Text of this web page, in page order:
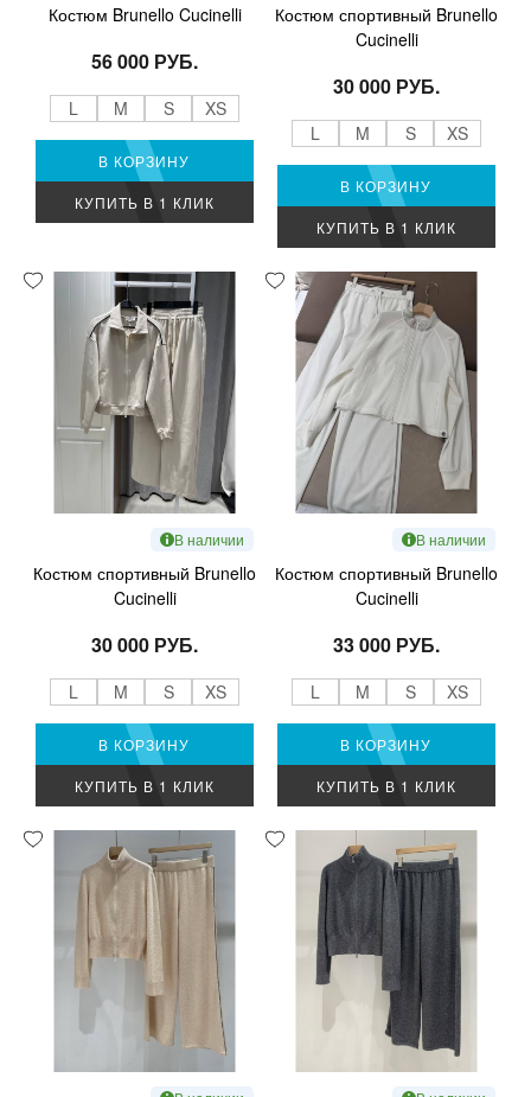
Костюм Brunello Cucinelli
56 000 РУБ.
L M S XS
В КОРЗИНУ
КУПИТЬ В 1 КЛИК
Костюм спортивный Brunello
Cucinelli
30 000 РУБ.
L M S XS
В КОРЗИНУ
КУПИТЬ В 1 КЛИК
В наличии
Костюм спортивный Brunello
Cucinelli
30 000 РУБ.
L M S XS
В КОРЗИНУ
КУПИТЬ В 1 КЛИК
В наличии
Костюм спортивный Brunello
Cucinelli
33 000 РУБ.
L M S XS
В КОРЗИНУ
КУПИТЬ В 1 КЛИК